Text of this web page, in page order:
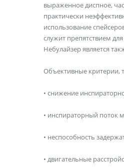
выраженное диспное,
практически
использование
служит препятствием
Небулайзер является
Объективные критерии,
• снижение
• инспираторный поток
• неспособность
• двигательные